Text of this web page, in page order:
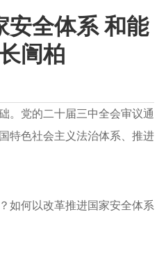
安全体系 和能
訚柏
。党的二十届三中全会审议通
特色社会主义法治体系、推进
如何以改革推进国家安全体系